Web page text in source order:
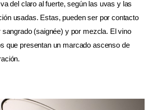
del claro al fuerte, según las uvas y las
usadas. Estas, pueden ser por contacto
sangrado (saignée) y por mezcla. El vino
que presentan un marcado ascenso de